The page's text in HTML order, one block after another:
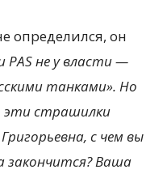
определился, он
PAS не у власти —
танками». Но
эти страшилки
с чем вы
закончится? Ваша